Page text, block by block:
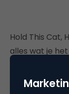
Hold This Cat,
alles wat je
volgens hem